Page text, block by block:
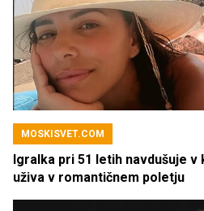
MOSKISVET.COM
Igralka pri 51 letih navdušuje v
uživa v romantičnem poletju